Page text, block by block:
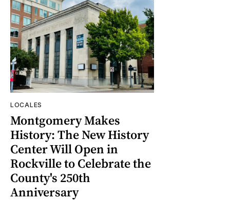
LOCALES
Montgomery Makes
History: The New History
Center Will Open in
Rockville to Celebrate the
County's 250th
Anniversary